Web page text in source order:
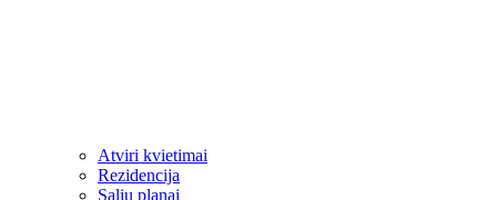
Atviri kvietimai
Rezidencija
Salių planai